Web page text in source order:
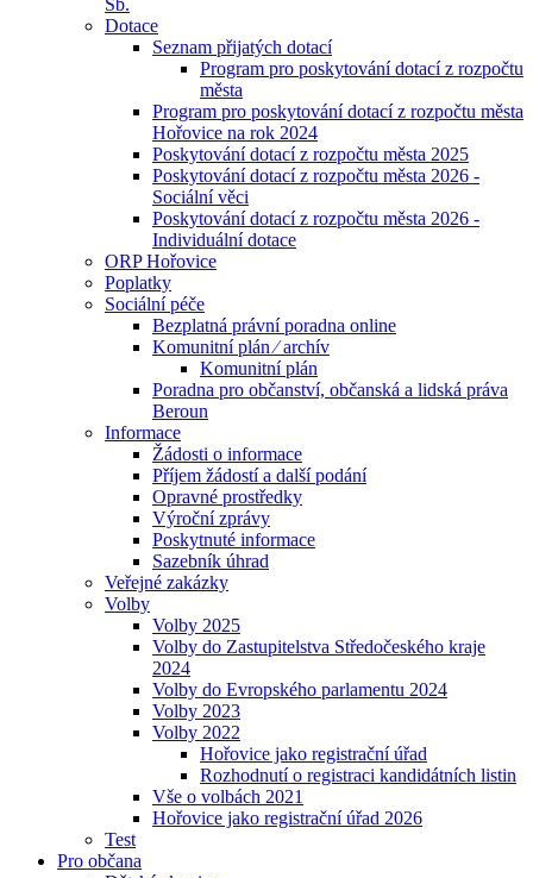
Sb.
Dotace
Seznam přijatých dotací
Program pro poskytování dotací z rozpočtu
města
Program pro poskytování dotací z rozpočtu města
Hořovice na rok 2024
Poskytování dotací z rozpočtu města 2025
Poskytování dotací z rozpočtu města 2026 -
Sociální věci
Poskytování dotací z rozpočtu města 2026 -
Individuální dotace
ORP Hořovice
Poplatky
Sociální péče
Bezplatná právní poradna online
Komunitní plán ⁄ archív
Komunitní plán
Poradna pro občanství, občanská a lidská práva
Beroun
Informace
Žádosti o informace
Příjem žádostí a další podání
Opravné prostředky
Výroční zprávy
Poskytnuté informace
Sazebník úhrad
Veřejné zakázky
Volby
Volby 2025
Volby do Zastupitelstva Středočeského kraje
2024
Volby do Evropského parlamentu 2024
Volby 2023
Volby 2022
Hořovice jako registrační úřad
Rozhodnutí o registraci kandidátních listin
Vše o volbách 2021
Hořovice jako registrační úřad 2026
Test
Pro občana